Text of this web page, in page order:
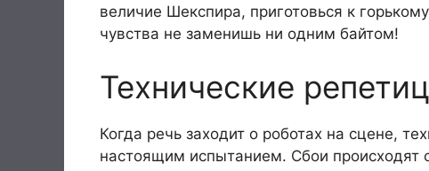
величие Шекспира, приготовься к
чувства не заменишь ни одним байтом!
Технические
Когда речь заходит о роботах на сцене,
настоящим испытанием. Сбои происходят